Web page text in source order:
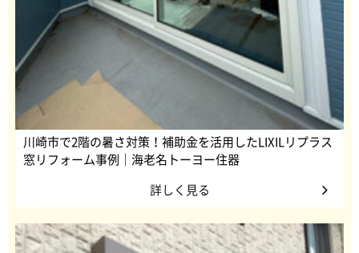
川崎市で2階の暑さ対策！補助金を活用したLIXILリプラス
窓リフォーム事例｜海老名トーヨー住器
詳しく見る